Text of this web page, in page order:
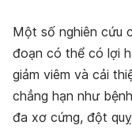
Một số nghiên cứu
đoạn có thể có lợi
giảm viêm và cải
chẳng hạn như
đa xơ cứng, đột